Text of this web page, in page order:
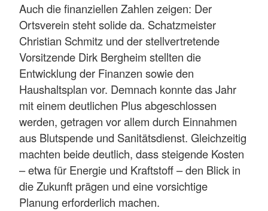
Auch die finanziellen Zahlen zeigen: Der
Ortsverein steht solide da. Schatzmeister
Christian Schmitz und der stellvertretende
Vorsitzende Dirk Bergheim stellten die
Entwicklung der Finanzen sowie den
Haushaltsplan vor. Demnach konnte das Jahr
mit einem deutlichen Plus abgeschlossen
werden, getragen vor allem durch Einnahmen
aus Blutspende und Sanitätsdienst. Gleichzeitig
machten beide deutlich, dass steigende Kosten
– etwa für Energie und Kraftstoff – den Blick in
die Zukunft prägen und eine vorsichtige
Planung erforderlich machen.